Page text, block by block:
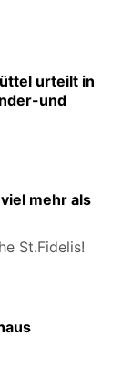
urteilt in
und
mehr als
St.Fidelis!